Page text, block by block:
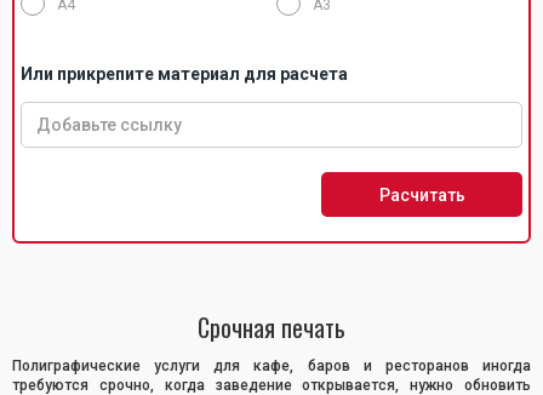
А4 А3
Или прикрепите материал для расчета
Расчитать
Срочная печать
Полиграфические услуги для кафе, баров и ресторанов иногда
требуются срочно, когда заведение открывается, нужно обновить